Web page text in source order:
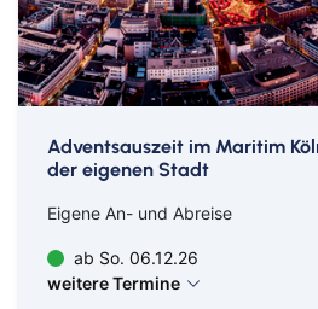
Leverkusen
Lingen
Lüneburg
Mainz
Meppen
Minden
Adventsauszeit im Maritim
der eigenen Stadt
Eigene An- und Abreise
ab So. 06.12.26
weitere Termine